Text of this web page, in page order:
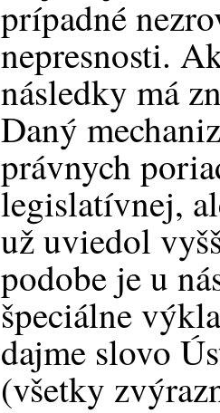
prípadné
nepresnosti.
následky má
Daný
právnych
legislatívnej,
už uviedol
podobe je u
špeciálne
dajme slovo
(všetky